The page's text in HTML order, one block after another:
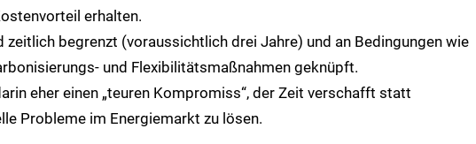
erhalten.
zeitlich begrenzt (voraussichtlich drei Jahre) und an Bedingungen wie
und Flexibilitätsmaßnahmen geknüpft.
eher einen „teuren Kompromiss“, der Zeit verschafft statt
Probleme im Energiemarkt zu lösen.